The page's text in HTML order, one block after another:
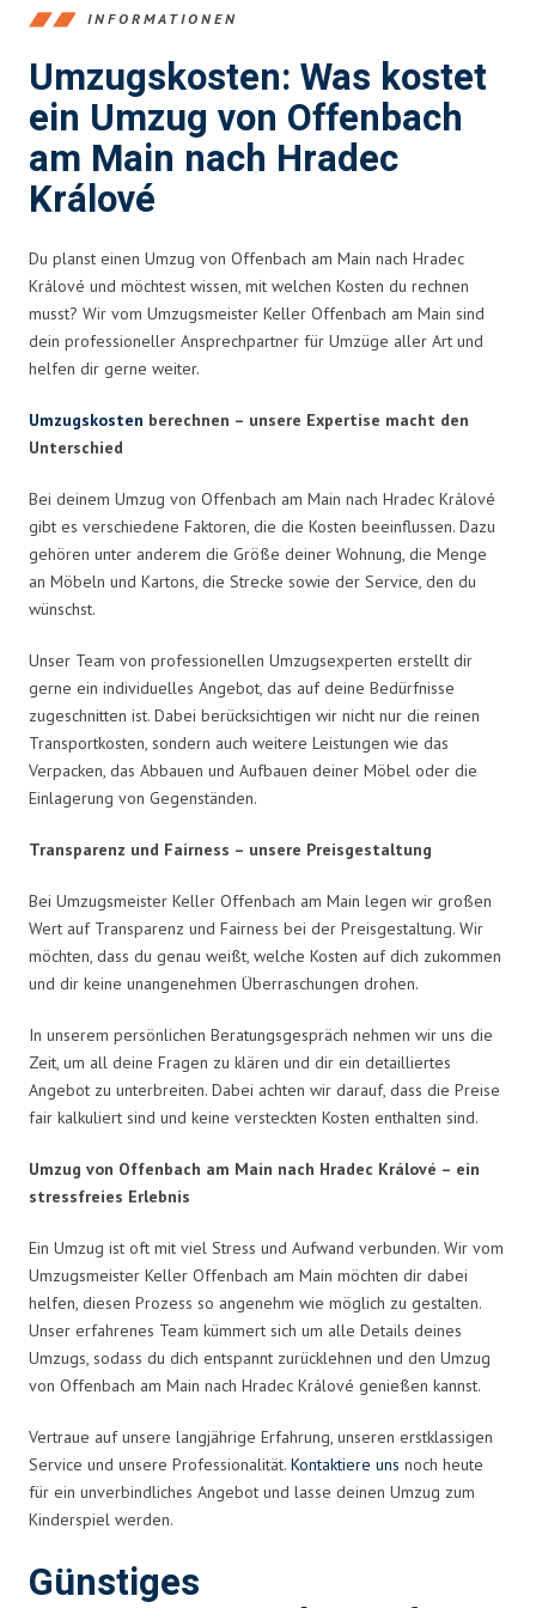
INFORMATIONEN
Umzugskosten: Was kostet
ein Umzug von Offenbach
am Main nach Hradec
Králové
Du planst einen Umzug von Offenbach am Main nach Hradec
Králové und möchtest wissen, mit welchen Kosten du rechnen
musst? Wir vom Umzugsmeister Keller Offenbach am Main sind
dein professioneller Ansprechpartner für Umzüge aller Art und
helfen dir gerne weiter.
Umzugskosten berechnen – unsere Expertise macht den
Unterschied
Bei deinem Umzug von Offenbach am Main nach Hradec Králové
gibt es verschiedene Faktoren, die die Kosten beeinflussen. Dazu
gehören unter anderem die Größe deiner Wohnung, die Menge
an Möbeln und Kartons, die Strecke sowie der Service, den du
wünschst.
Unser Team von professionellen Umzugsexperten erstellt dir
gerne ein individuelles Angebot, das auf deine Bedürfnisse
zugeschnitten ist. Dabei berücksichtigen wir nicht nur die reinen
Transportkosten, sondern auch weitere Leistungen wie das
Verpacken, das Abbauen und Aufbauen deiner Möbel oder die
Einlagerung von Gegenständen.
Transparenz und Fairness – unsere Preisgestaltung
Bei Umzugsmeister Keller Offenbach am Main legen wir großen
Wert auf Transparenz und Fairness bei der Preisgestaltung. Wir
möchten, dass du genau weißt, welche Kosten auf dich zukommen
und dir keine unangenehmen Überraschungen drohen.
In unserem persönlichen Beratungsgespräch nehmen wir uns die
Zeit, um all deine Fragen zu klären und dir ein detailliertes
Angebot zu unterbreiten. Dabei achten wir darauf, dass die Preise
fair kalkuliert sind und keine versteckten Kosten enthalten sind.
Umzug von Offenbach am Main nach Hradec Králové – ein
stressfreies Erlebnis
Ein Umzug ist oft mit viel Stress und Aufwand verbunden. Wir vom
Umzugsmeister Keller Offenbach am Main möchten dir dabei
helfen, diesen Prozess so angenehm wie möglich zu gestalten.
Unser erfahrenes Team kümmert sich um alle Details deines
Umzugs, sodass du dich entspannt zurücklehnen und den Umzug
von Offenbach am Main nach Hradec Králové genießen kannst.
Vertraue auf unsere langjährige Erfahrung, unseren erstklassigen
Service und unsere Professionalität. Kontaktiere uns noch heute
für ein unverbindliches Angebot und lasse deinen Umzug zum
Kinderspiel werden.
Günstiges